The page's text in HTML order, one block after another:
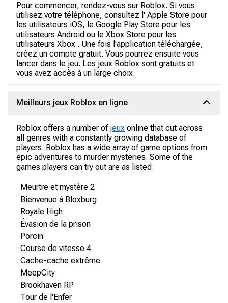
Pour commencer, rendez-vous sur Roblox. Si vous
utilisez votre téléphone, consultez l' Apple Store pour
les utilisateurs iOS, le Google Play Store pour les
utilisateurs Android ou le Xbox Store pour les
utilisateurs Xbox . Une fois l'application téléchargée,
créez un compte gratuit. Vous pourrez ensuite vous
lancer dans le jeu. Les jeux Roblox sont gratuits et
vous avez accès à un large choix.
Meilleurs jeux Roblox en ligne
Roblox offers a number of jeux online that cut across
all genres with a constantly growing database of
players. Roblox has a wide array of game options from
epic adventures to murder mysteries. Some of the
games players can try out are as listed:
Meurtre et mystère 2
Bienvenue à Bloxburg
Royale High
Évasion de la prison
Porcin
Course de vitesse 4
Cache-cache extrême
MeepCity
Brookhaven RP
Tour de l'Enfer